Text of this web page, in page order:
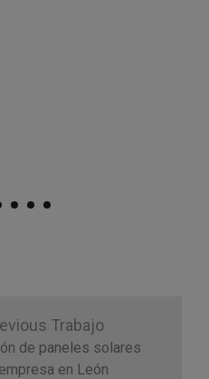
Trabajo
de paneles solares
en León